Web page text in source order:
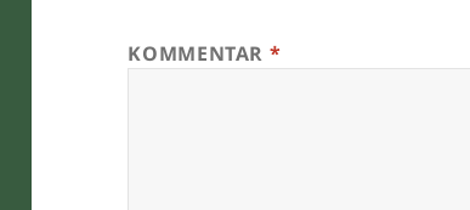
KOMMENTAR *